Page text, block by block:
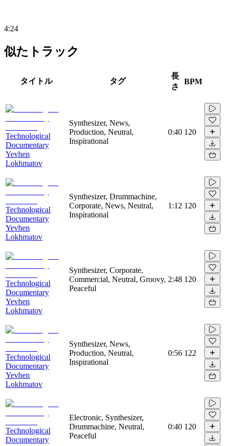
4:24
似たトラック
タイトル タグ
長
さ
BPM
Technological
Documentary
Yevhen
Lokhmatov
Synthesizer, News,
Production, Neutral,
Inspirational
0:40 120
Technological
Documentary
Yevhen
Lokhmatov
Synthesizer, Drummachine,
Corporate, News, Neutral,
Inspirational
1:12 120
Technological
Documentary
Yevhen
Lokhmatov
Synthesizer, Corporate,
Commercial, Neutral, Groovy,
Peaceful
2:48 120
Technological
Documentary
Yevhen
Lokhmatov
Synthesizer, News,
Production, Neutral,
Inspirational
0:56 122
Technological
Documentary
Electronic, Synthesizer,
Drummachine, Neutral,
Peaceful
0:40 120